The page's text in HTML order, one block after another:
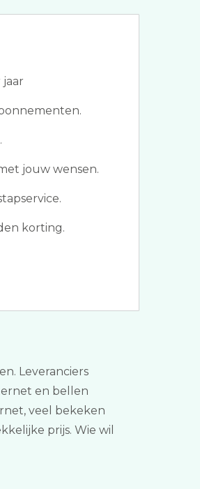
jouw wensen.
korting.
Leveranciers
en bellen
veel bekeken
prijs. Wie wil